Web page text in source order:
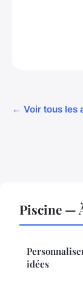
← Voir tous les
Piscine —
idées